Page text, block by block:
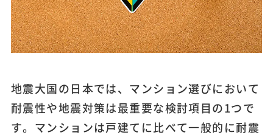
地震大国の日本では、マンション選びにおいて
耐震性や地震対策は最重要な検討項目の1つで
す。マンションは戸建てに比べて一般的に耐震